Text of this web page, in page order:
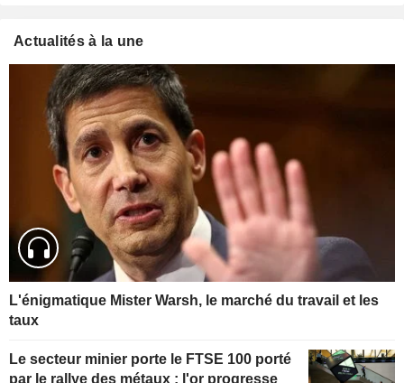
Actualités à la une
L'énigmatique Mister Warsh, le marché du travail et les
taux
Le secteur minier porte le FTSE 100 porté
par le rallye des métaux ; l'or progresse